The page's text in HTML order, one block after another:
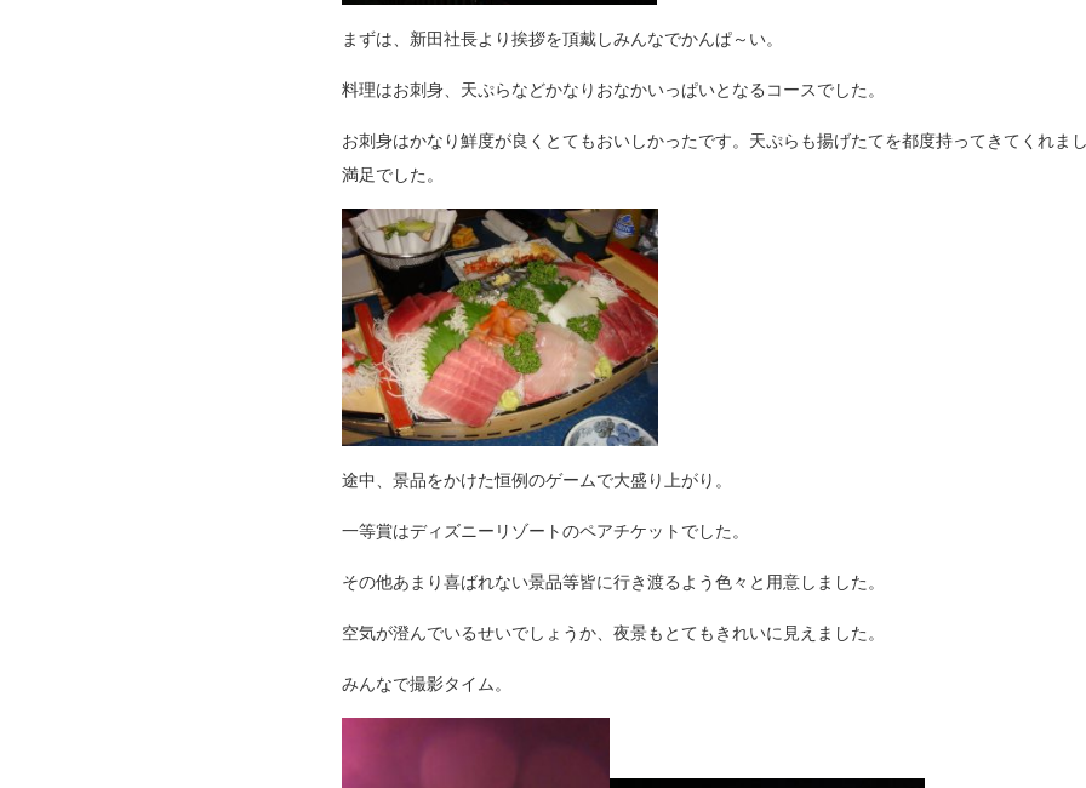
まずは、新田社長より挨拶を頂戴しみんなでかんぱ～い。
料理はお刺身、天ぷらなどかなりおなかいっぱいとなるコースでした。
お刺身はかなり鮮度が良くとてもおいしかったです。天ぷらも揚げたてを都度持ってきてくれま
満足でした。
途中、景品をかけた恒例のゲームで大盛り上がり。
一等賞はディズニーリゾートのペアチケットでした。
その他あまり喜ばれない景品等皆に行き渡るよう色々と用意しました。
空気が澄んでいるせいでしょうか、夜景もとてもきれいに見えました。
みんなで撮影タイム。